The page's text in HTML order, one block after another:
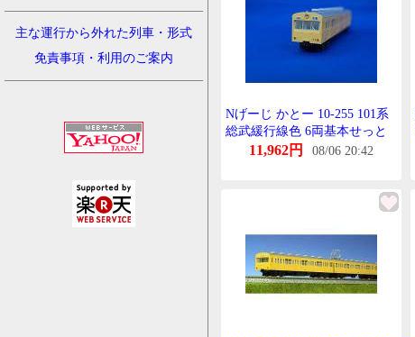
主な運行から外れた列車・形式
免責事項・利用のご案内
Nげーじ かとー 10-255 101系
総武緩行線色 6両基本せっと
25%OFF
11,962円 08/06 20:42